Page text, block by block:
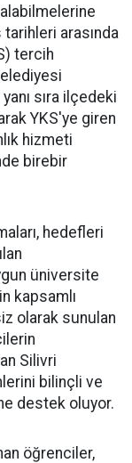
arasında
tercih
sıra ilçedeki
YKS'ye giren
hizmeti
birebir
hedefleri
üniversite
kapsamlı
olarak sunulan
Silivri
bilinçli ve
destek oluyor.
öğrenciler,